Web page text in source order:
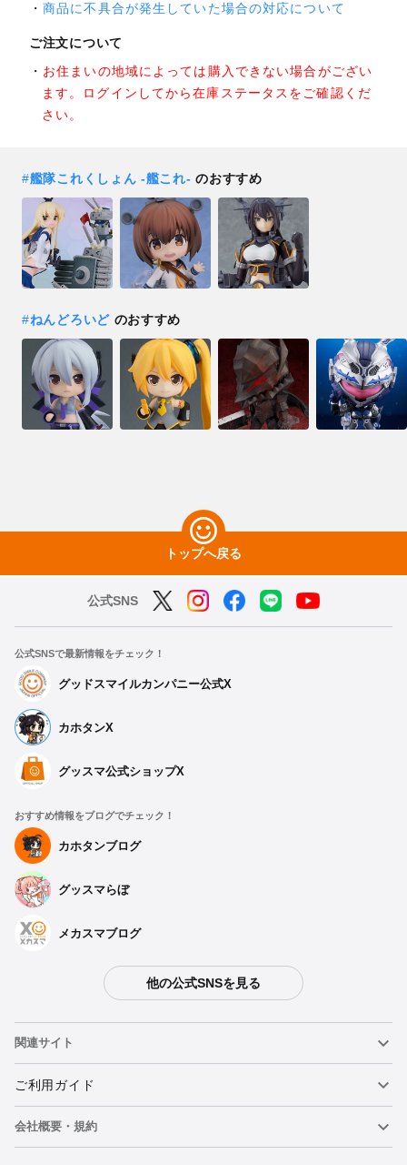
商品に不具合が発生していた場合の対応について
ご注文について
お住まいの地域によっては購入できない場合がござい
ます。ログインしてから在庫ステータスをご確認くだ
さい。
#艦隊これくしょん ‐艦これ‐ のおすすめ
#ねんどろいどのおすすめ
トップへ戻る
公式SNS
公式SNSで最新情報をチェック！
グッドスマイルカンパニー公式X
カホタンX
グッスマ公式ショップX
おすすめ情報をブログでチェック！
カホタンブログ
グッスマらぼ
メカスマブログ
他の公式SNSを見る
関連サイト
ねんどろいど
ねんどろいどフェイスメーカー
ご利用ガイド
重要なお知らせ
会社概要・規約